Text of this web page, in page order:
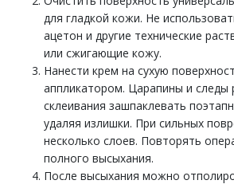
для гладкой кожи. Не
ацетон и другие технические
или сжигающие кожу.
Нанести крем на сухую
аппликатором. Царапины и следы
склеивания зашпаклевать
удаляя излишки. При сильных
несколько слоев. Повторять
полного высыхания.
После высыхания можно